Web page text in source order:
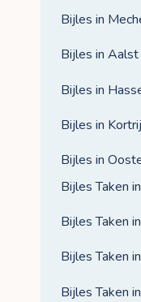
Bijles in
Bijles in Aalst
Bijles in
Bijles in
Bijles in
Bijles Taken
Bijles Taken
Bijles Taken
Bijles Taken